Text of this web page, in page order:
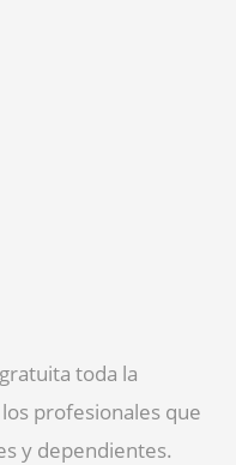
toda la
profesionales que
y dependientes.